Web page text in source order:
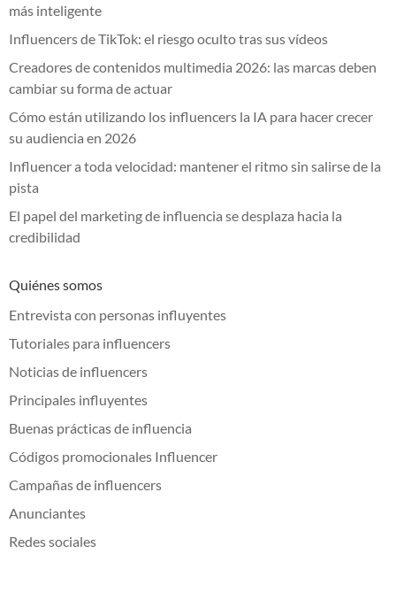
más inteligente
Influencers de TikTok: el riesgo oculto tras sus vídeos
Creadores de contenidos multimedia 2026: las marcas deben
cambiar su forma de actuar
Cómo están utilizando los influencers la IA para hacer crecer
su audiencia en 2026
Influencer a toda velocidad: mantener el ritmo sin salirse de la
pista
El papel del marketing de influencia se desplaza hacia la
credibilidad
Quiénes somos
Entrevista con personas influyentes
Tutoriales para influencers
Noticias de influencers
Principales influyentes
Buenas prácticas de influencia
Códigos promocionales Influencer
Campañas de influencers
Anunciantes
Redes sociales